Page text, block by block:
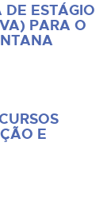
DE ESTÁGIO
PARA O
E